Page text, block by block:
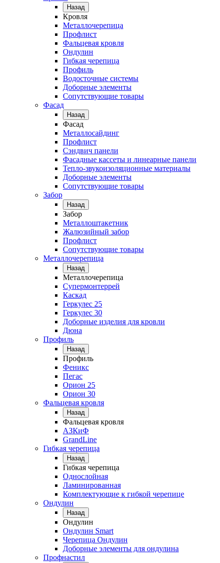
Назад
Кровля
Металлочерепица
Профлист
Фальцевая кровля
Ондулин
Гибкая черепица
Профиль
Водосточные системы
Доборные элементы
Сопутствующие товары
Фасад
Назад
Фасад
Металлосайдинг
Профлист
Сэндвич панели
Фасадные кассеты и линеарные панели
Тепло-звукоизоляционные материалы
Доборные элементы
Сопутствующие товары
Забор
Назад
Забор
Металлоштакетник
Жалюзийный забор
Профлист
Сопутствующие товары
Металлочерепица
Назад
Металлочерепица
Супермонтеррей
Каскад
Геркулес 25
Геркулес 30
Доборные изделия для кровли
Дюна
Профиль
Назад
Профиль
Феникс
Пегас
Орион 25
Орион 30
Фальцевая кровля
Назад
Фальцевая кровля
АЗКиФ
GrandLine
Гибкая черепица
Назад
Гибкая черепица
Однослойная
Ламинированная
Комплектующие к гибкой черепице
Ондулин
Назад
Ондулин
Ондулин Smart
Черепица Ондулин
Доборные элементы для ондулина
Профнастил